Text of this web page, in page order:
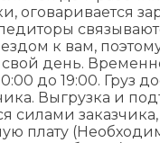
оговаривается
к вам,
день.
до 19:00. Груз
Выгрузка и
силами
плату